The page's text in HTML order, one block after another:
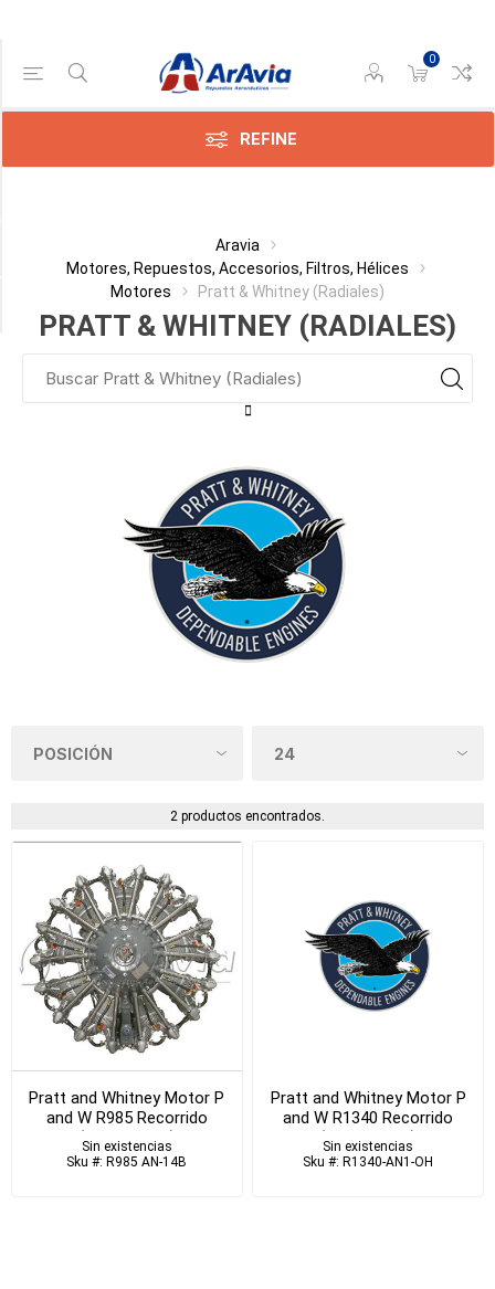
0
REFINE
Aravia
Motores, Repuestos, Accesorios, Filtros, Hélices
Motores
Pratt & Whitney (Radiales)
PRATT & WHITNEY (RADIALES)
2 productos encontrados.
Pratt and Whitney Motor P
and W R985 Recorrido
(RECORRIDO)
Sin existencias
Sku #: R985 AN-14B
Pratt and Whitney Motor P
and W R1340 Recorrido
(RECORRIDO)
Sin existencias
Sku #: R1340-AN1-OH
Categoría
Pratt
Disponible